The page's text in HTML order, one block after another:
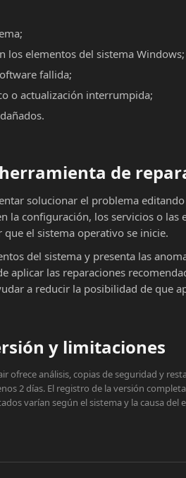
los elementos del sistema Windows;
fallida;
o actualización interrumpida;
de
solucionar el problema
la configuración, los servicios o las
el sistema operativo se inicie.
del sistema y presenta las
aplicar las reparaciones
a reducir la posibilidad de que
y limitaciones
ofrece análisis, copias de seguridad y
2 días. El registro de la versión
varían según el sistema y la causa del